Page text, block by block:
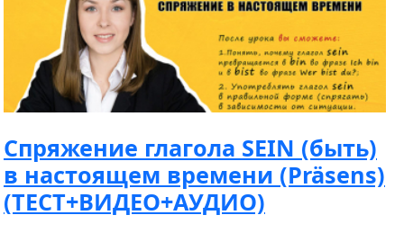
Спряжение глагола SEIN (быть)
в настоящем времени (Präsens)
(ТЕСТ+ВИДЕО+АУДИО)